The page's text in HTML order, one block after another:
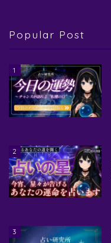
Popular Post
1
2
3